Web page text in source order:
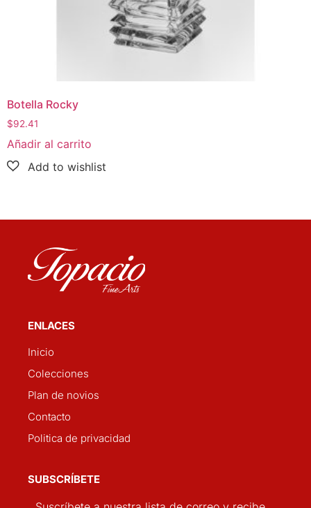
Botella Rocky
$92.41
Añadir al carrito
ENLACES
Inicio
Colecciones
Plan de novios
Contacto
Politica de privacidad
SUBSCRÍBETE